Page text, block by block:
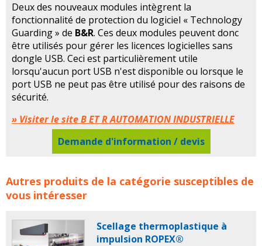
Deux des nouveaux modules intègrent la
fonctionnalité de protection du logiciel « Technology
Guarding » de B&R. Ces deux modules peuvent donc
être utilisés pour gérer les licences logicielles sans
dongle USB. Ceci est particulièrement utile
lorsqu'aucun port USB n'est disponible ou lorsque le
port USB ne peut pas être utilisé pour des raisons de
sécurité.
» Visiter le site B ET R AUTOMATION INDUSTRIELLE
Demande d'information / devis
B&R Automation: nouveaux modules surveillance
conditions ambiantes armoire électriques concerne les
automationmodule surveillance
surveillance
Autres produits de la catégorie susceptibles de
vous intéresser
Scellage thermoplastique à
impulsion ROPEX®